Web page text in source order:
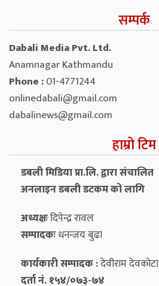
सम्पर्क
Dabali Media Pvt. Ltd.
Anamnagar Kathmandu
Phone :01-4771244
onlinedabali@gmail.com
dabalinews@gmail.com
हाम्रो टिम
डबली मिडिया प्रा.लि. द्वारा संचालित
अनलाइन डबली डटकम को लागि
अध्यक्षःदिपेन्द्र रावल
सम्पादकःधनन्‍जय बुढा
कार्यकारी सम्पादक :देवीराम देवकोटा
दर्ता नं. १५४/०७३-७४